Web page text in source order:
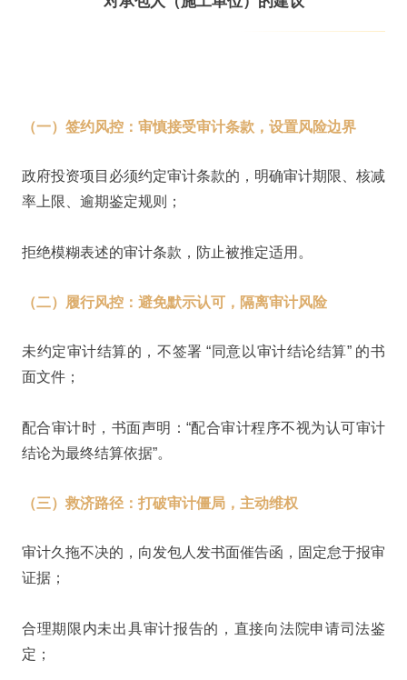
（一）签约风控：审慎接受审计条款，设置风险边界
政府投资项目必须约定审计条款的，明确审计期限、核减
率上限、逾期鉴定规则；
拒绝模糊表述的审计条款，防止被推定适用。
（二）履行风控：避免默示认可，隔离审计风险
未约定审计结算的，不签署 “同意以审计结论结算” 的书
面文件；
配合审计时，书面声明：“配合审计程序不视为认可审计
结论为最终结算依据”。
（三）救济路径：打破审计僵局，主动维权
审计久拖不决的，向发包人发书面催告函，固定怠于报审
证据；
合理期限内未出具审计报告的，直接向法院申请司法鉴
定；